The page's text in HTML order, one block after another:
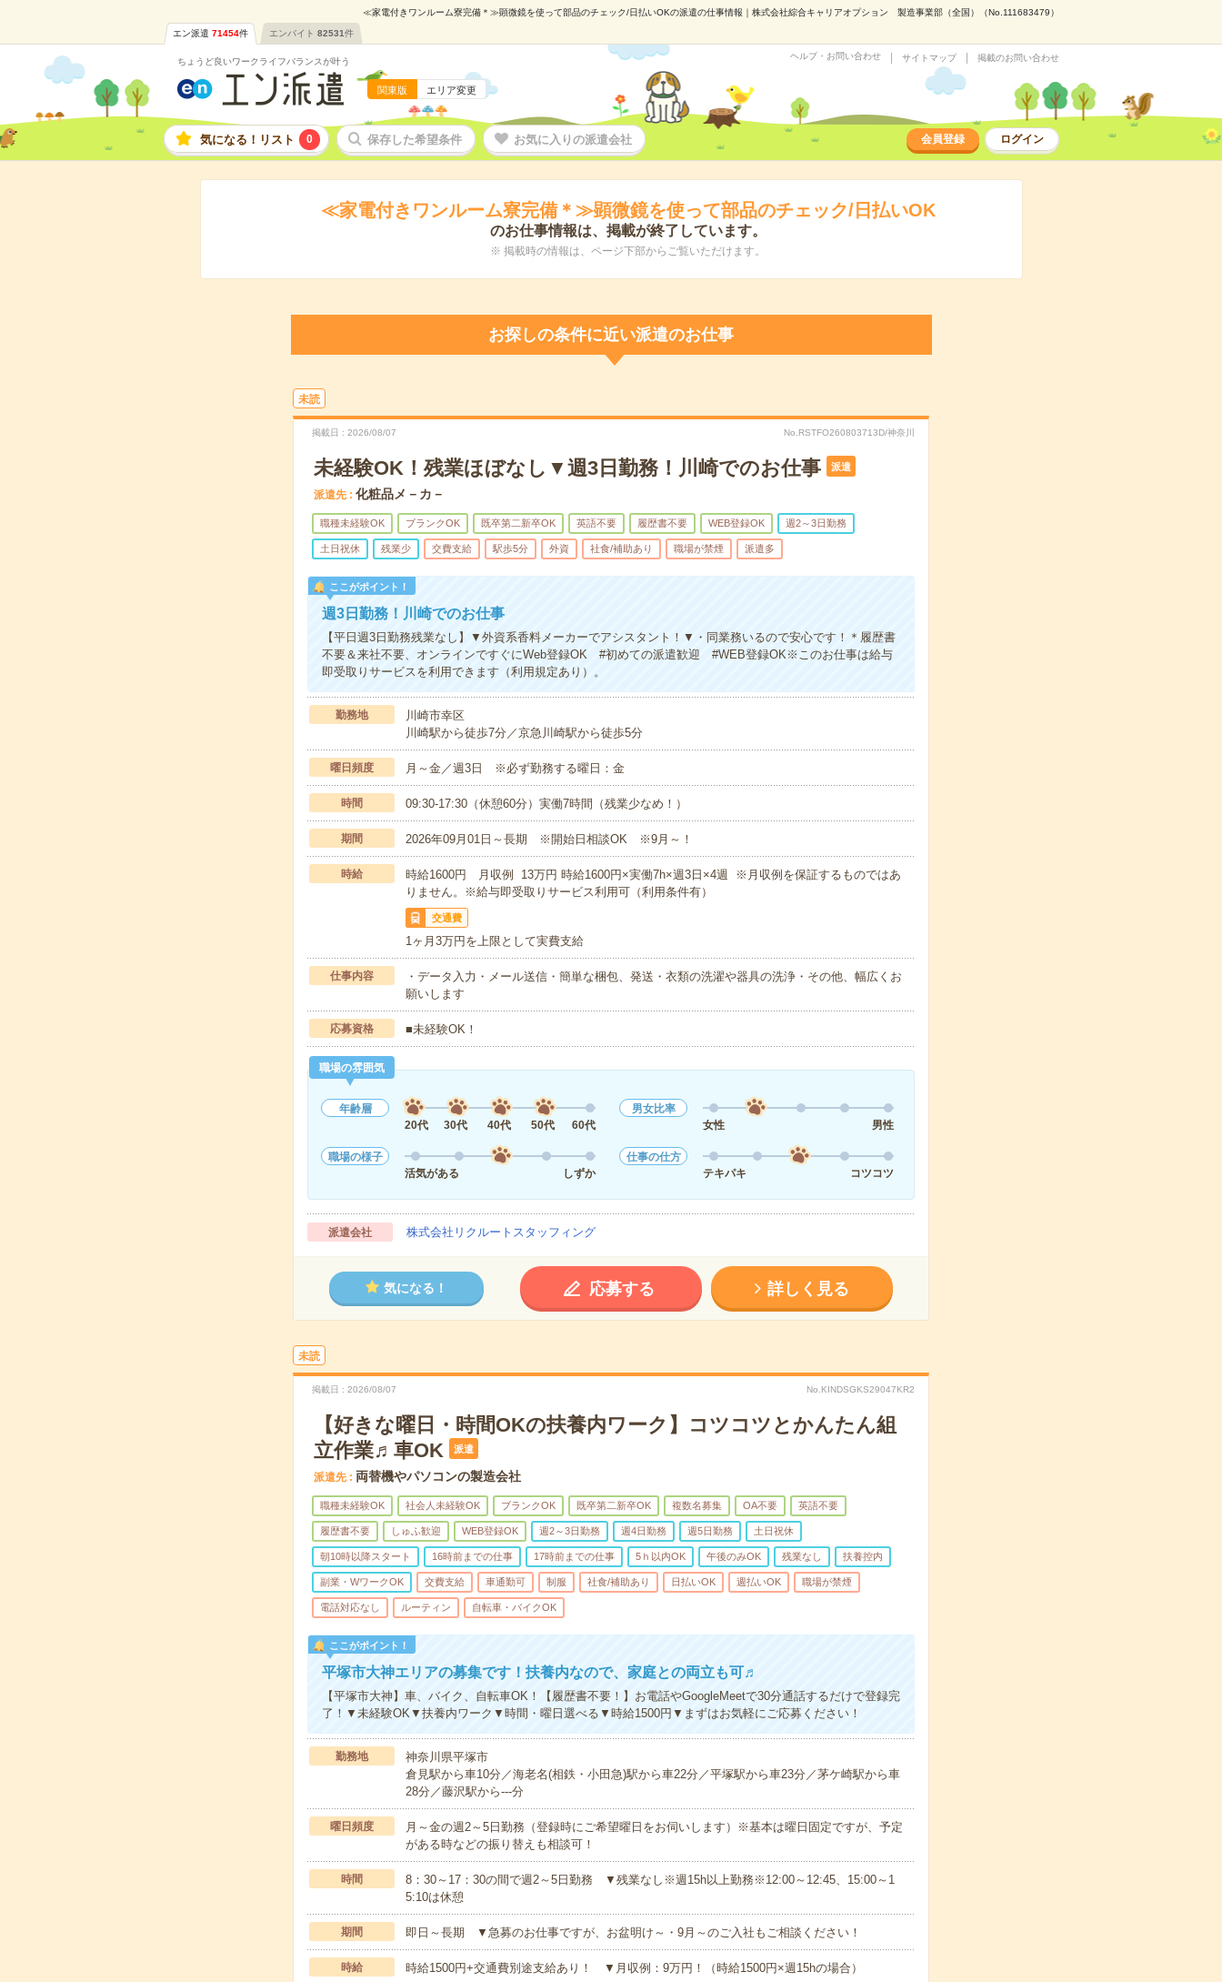
≪家電付きワンルーム寮完備＊≫顕微鏡を使って部品のチェック/日払いOKの派遣の仕事情報｜株式会社綜合キャリアオプション 製造事業部（全国）（No.111683479）
エン派遣 71454件 エンバイト 82531件
ちょうど良いワークライフバランスが叶う
関東版 エリア変更
ヘルプ・お問い合わせ サイトマップ 掲載のお問い合わせ
気になる！リスト 0 保存した希望条件 お気に入りの派遣会社 会員登録 ログイン
≪家電付きワンルーム寮完備＊≫顕微鏡を使って部品のチェック/日払いOK
のお仕事情報は、掲載が終了しています。
※ 掲載時の情報は、ページ下部からご覧いただけます。
お探しの条件に近い派遣のお仕事
未読
掲載日 2026/08/07 No.RSTFO260803713D/神奈川
未経験OK！残業ほぼなし▼週3日勤務！川崎でのお仕事 派遣
派遣先 化粧品メ－カ－
職種未経験OK ブランクOK 既卒第二新卒OK 英語不要 履歴書不要 WEB登録OK 週2～3日勤務
土日祝休 残業少 交費支給 駅歩5分 外資 社食/補助あり 職場が禁煙 派遣多
ここがポイント！
週3日勤務！川崎でのお仕事
【平日週3日勤務残業なし】▼外資系香料メーカーでアシスタント！▼・同業務いるので安心です！＊履歴書
不要＆来社不要、オンラインですぐにWeb登録OK #初めての派遣歓迎 #WEB登録OK※このお仕事は給与
即受取りサービスを利用できます（利用規定あり）。
勤務地
川崎市幸区
川崎駅から徒歩7分／京急川崎駅から徒歩5分
曜日頻度 月～金／週3日 ※必ず勤務する曜日：金
時間 09:30-17:30（休憩60分）実働7時間（残業少なめ！）
期間 2026年09月01日～長期 ※開始日相談OK ※9月～！
時給
時給1600円 月収例 13万円 時給1600円×実働7h×週3日×4週 ※月収例を保証するものではあ
りません。※給与即受取りサービス利用可（利用条件有）
交通費
1ヶ月3万円を上限として実費支給
仕事内容
・データ入力・メール送信・簡単な梱包、発送・衣類の洗濯や器具の洗浄・その他、幅広くお
願いします
応募資格 ■未経験OK！
職場の雰囲気
年齢層
20代
30代 40代 50代 60代
男女比率
女性
男性
職場の様子
活気がある
しずか
仕事の仕方
テキパキ
コツコツ
派遣会社 株式会社リクルートスタッフィング
気になる！ 応募する 詳しく見る
未読
掲載日 2026/08/07 No.KINDSGKS29047KR2
【好きな曜日・時間OKの扶養内ワーク】コツコツとかんたん組
立作業♬車OK
派遣
派遣先 両替機やパソコンの製造会社
職種未経験OK 社会人未経験OK ブランクOK 既卒第二新卒OK 複数名募集 OA不要 英語不要
履歴書不要 しゅふ歓迎 WEB登録OK 週2～3日勤務 週4日勤務 週5日勤務 土日祝休
朝10時以降スタート 16時前までの仕事 17時前までの仕事 5ｈ以内OK 午後のみOK 残業なし 扶養控内
副業・WワークOK 交費支給 車通勤可 制服 社食/補助あり 日払いOK 週払いOK 職場が禁煙
電話対応なし ルーティン 自転車・バイクOK
ここがポイント！
平塚市大神エリアの募集です！扶養内なので、家庭との両立も可♬
【平塚市大神】車、バイク、自転車OK！【履歴書不要！】お電話やGoogleMeetで30分通話するだけで登録完
了！▼未経験OK▼扶養内ワーク▼時間・曜日選べる▼時給1500円▼まずはお気軽にご応募ください！
勤務地
神奈川県平塚市
倉見駅から車10分／海老名(相鉄・小田急)駅から車22分／平塚駅から車23分／茅ケ崎駅から車
28分／藤沢駅から---分
曜日頻度
月～金の週2～5日勤務（登録時にご希望曜日をお伺いします）※基本は曜日固定ですが、予定
がある時などの振り替えも相談可！
時間
8：30～17：30の間で週2～5日勤務 ▼残業なし※週15h以上勤務※12:00～12:45、15:00～1
5:10は休憩
期間 即日～長期 ▼急募のお仕事ですが、お盆明け～・9月～のご入社もご相談ください！
時給 時給1500円+交通費別途支給あり！ ▼月収例：9万円！（時給1500円×週15hの場合）